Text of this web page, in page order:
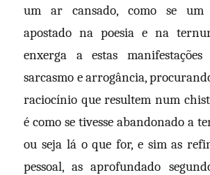
um ar cansado, como se um
apostado na poesia e na
enxerga a estas
sarcasmo e arrogância,
raciocínio que resultem num
é como se tivesse abandonado a
ou seja lá o que for, e sim as
pessoal, as aprofundado